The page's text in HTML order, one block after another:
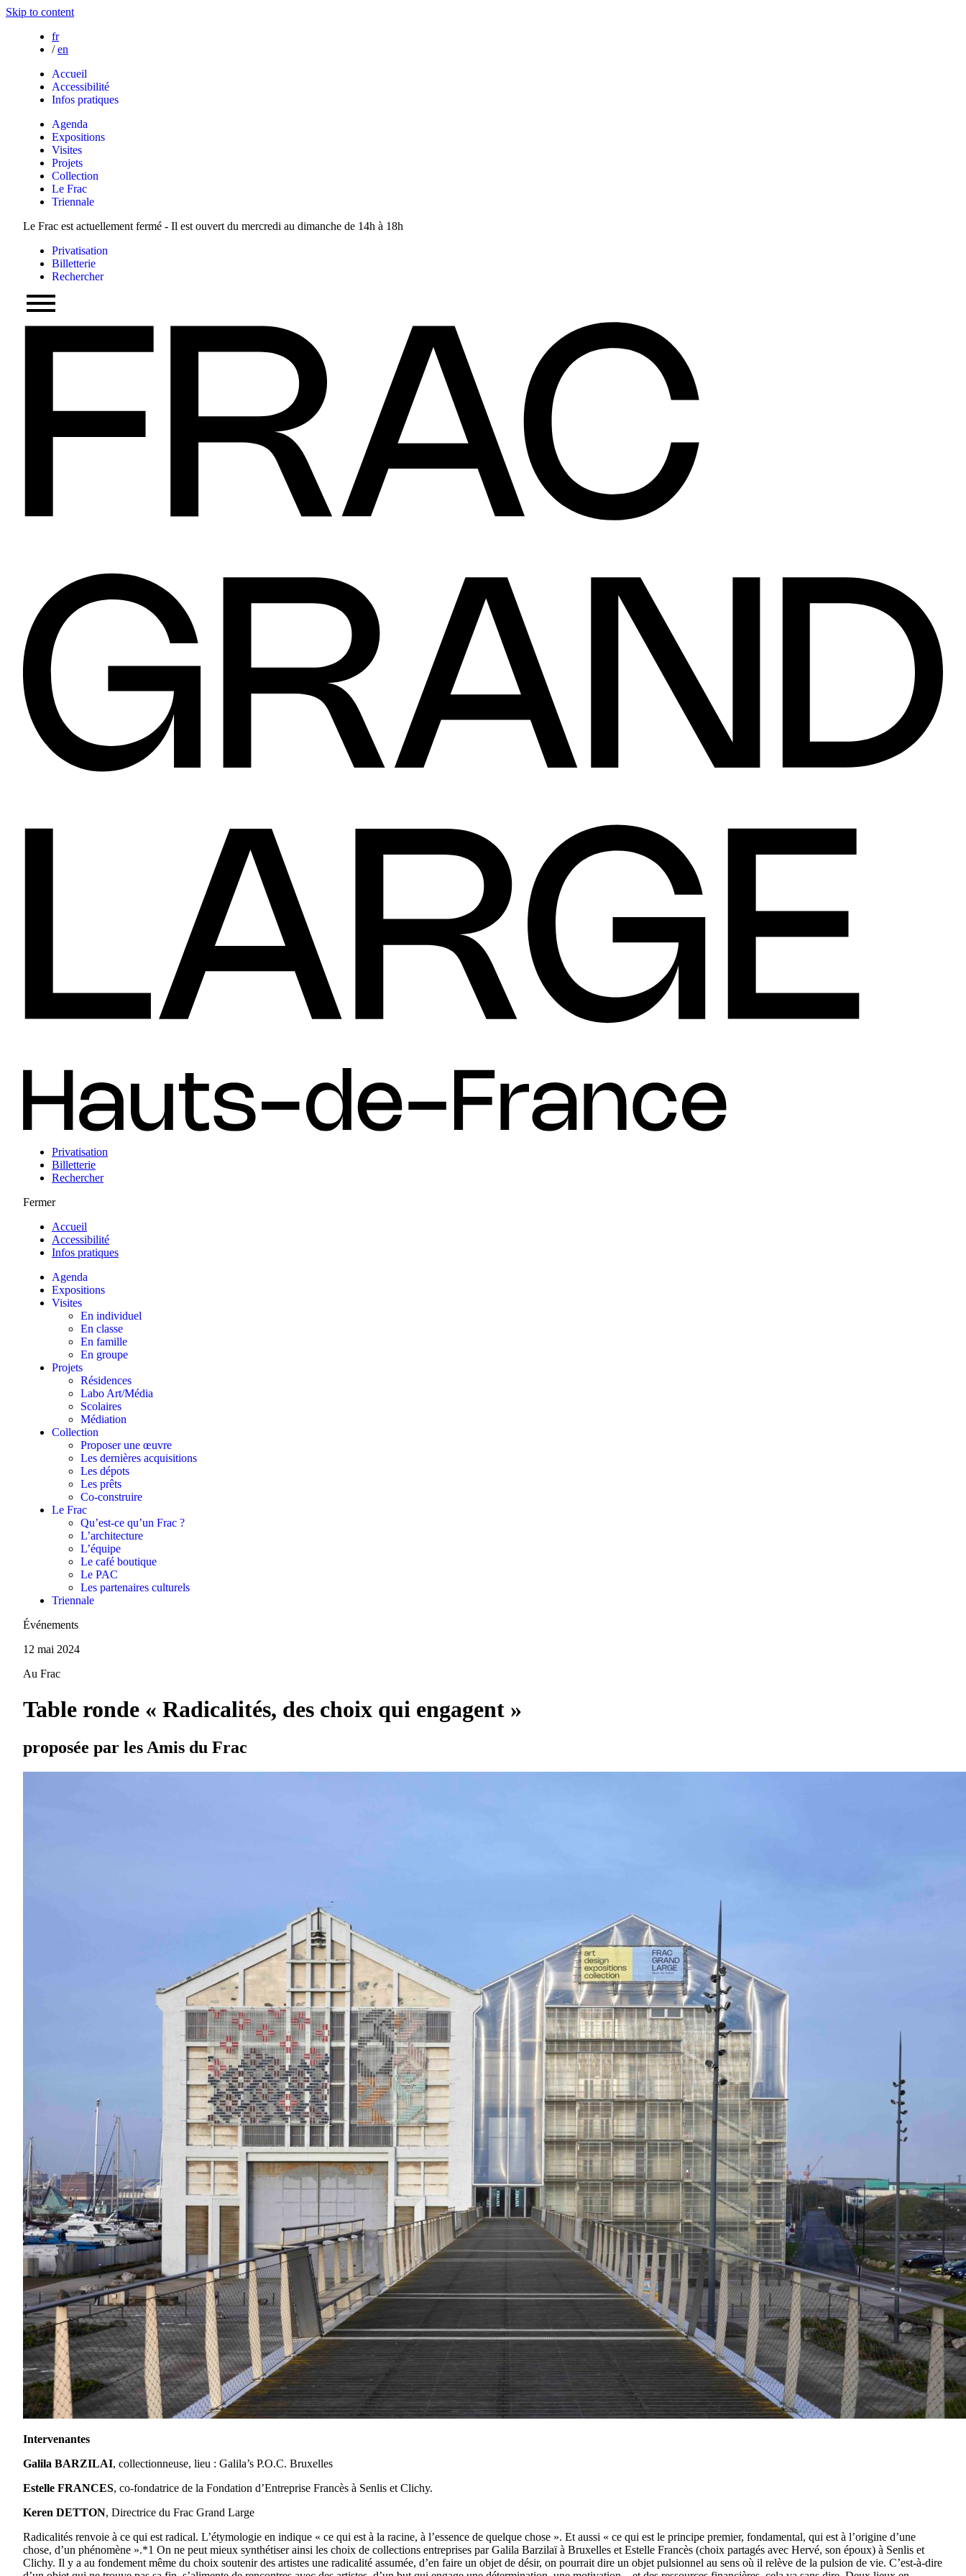
Skip to content
fr
/ en
Accueil
Accessibilité
Infos pratiques
Agenda
Expositions
Visites
Projets
Collection
Le Frac
Triennale
Le Frac est actuellement fermé - Il est ouvert du mercredi au dimanche de 14h à 18h
Privatisation
Billetterie
Rechercher
Privatisation
Billetterie
Rechercher
Fermer
Accueil
Accessibilité
Infos pratiques
Agenda
Expositions
Visites
En individuel
En classe
En famille
En groupe
Projets
Résidences
Labo Art/Média
Scolaires
Médiation
Collection
Proposer une œuvre
Les dernières acquisitions
Les dépots
Les prêts
Co-construire
Le Frac
Qu’est-ce qu’un Frac ?
L’architecture
L’équipe
Le café boutique
Le PAC
Les partenaires culturels
Triennale
Événements
12 mai 2024
Au Frac
Table ronde « Radicalités, des choix qui engagent »
proposée par les Amis du Frac
Intervenantes
Galila BARZILAI, collectionneuse, lieu : Galila’s P.O.C. Bruxelles
Estelle FRANCES, co-fondatrice de la Fondation d’Entreprise Francès à Senlis et Clichy.
Keren DETTON, Directrice du Frac Grand Large
Radicalités renvoie à ce qui est radical. L’étymologie en indique « ce qui est à la racine, à l’essence de quelque chose ». Et aussi « ce qui est le principe premier, fondamental, qui est à l’origine d’une
chose, d’un phénomène ».*1 On ne peut mieux synthétiser ainsi les choix de collections entreprises par Galila Barzilaï à Bruxelles et Estelle Francès (choix partagés avec Hervé, son époux) à Senlis et
Clichy. Il y a au fondement même du choix soutenir des artistes une radicalité assumée, d’en faire un objet de désir, on pourrait dire un objet pulsionnel au sens où il relève de la pulsion de vie. C’est-à-dire